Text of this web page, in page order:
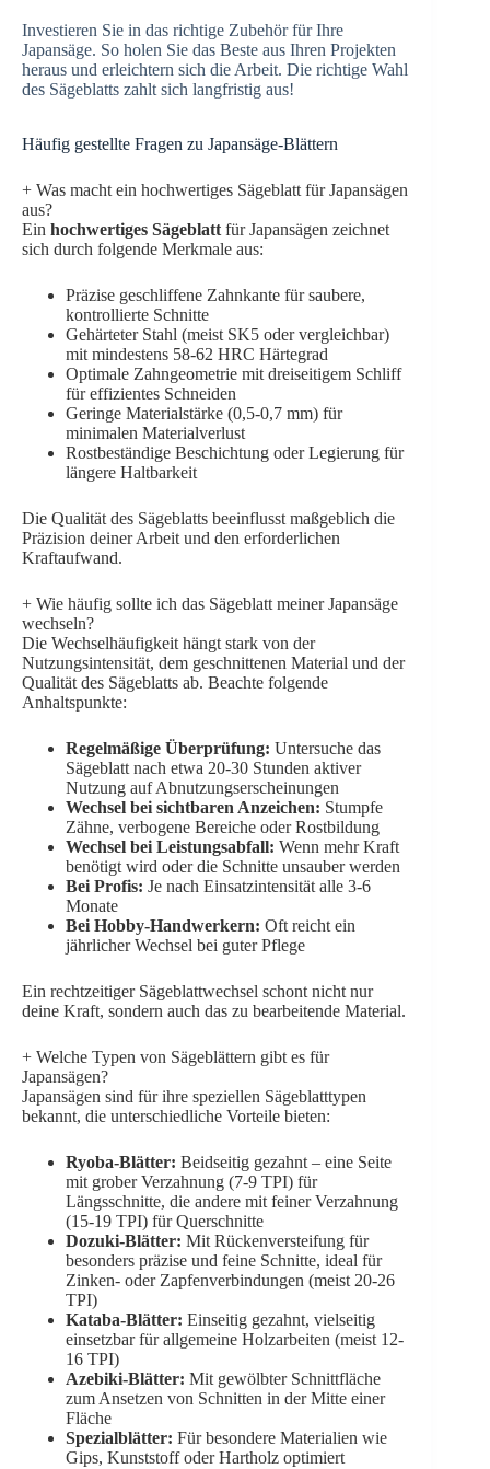
Investieren Sie in das richtige Zubehör für Ihre
Japansäge. So holen Sie das Beste aus Ihren Projekten
heraus und erleichtern sich die Arbeit. Die richtige Wahl
des Sägeblatts zahlt sich langfristig aus!
Häufig gestellte Fragen zu Japansäge-Blättern
+ Was macht ein hochwertiges Sägeblatt für Japansägen
aus?
Ein hochwertiges Sägeblatt für Japansägen zeichnet
sich durch folgende Merkmale aus:
Präzise geschliffene Zahnkante für saubere,
kontrollierte Schnitte
Gehärteter Stahl (meist SK5 oder vergleichbar)
mit mindestens 58-62 HRC Härtegrad
Optimale Zahngeometrie mit dreiseitigem Schliff
für effizientes Schneiden
Geringe Materialstärke (0,5-0,7 mm) für
minimalen Materialverlust
Rostbeständige Beschichtung oder Legierung für
längere Haltbarkeit
Die Qualität des Sägeblatts beeinflusst maßgeblich die
Präzision deiner Arbeit und den erforderlichen
Kraftaufwand.
+ Wie häufig sollte ich das Sägeblatt meiner Japansäge
wechseln?
Die Wechselhäufigkeit hängt stark von der
Nutzungsintensität, dem geschnittenen Material und der
Qualität des Sägeblatts ab. Beachte folgende
Anhaltspunkte:
Regelmäßige Überprüfung: Untersuche das
Sägeblatt nach etwa 20-30 Stunden aktiver
Nutzung auf Abnutzungserscheinungen
Wechsel bei sichtbaren Anzeichen: Stumpfe
Zähne, verbogene Bereiche oder Rostbildung
Wechsel bei Leistungsabfall: Wenn mehr Kraft
benötigt wird oder die Schnitte unsauber werden
Bei Profis: Je nach Einsatzintensität alle 3-6
Monate
Bei Hobby-Handwerkern: Oft reicht ein
jährlicher Wechsel bei guter Pflege
Ein rechtzeitiger Sägeblattwechsel schont nicht nur
deine Kraft, sondern auch das zu bearbeitende Material.
+ Welche Typen von Sägeblättern gibt es für
Japansägen?
Japansägen sind für ihre speziellen Sägeblatttypen
bekannt, die unterschiedliche Vorteile bieten:
Ryoba-Blätter: Beidseitig gezahnt – eine Seite
mit grober Verzahnung (7-9 TPI) für
Längsschnitte, die andere mit feiner Verzahnung
(15-19 TPI) für Querschnitte
Dozuki-Blätter: Mit Rückenversteifung für
besonders präzise und feine Schnitte, ideal für
Zinken- oder Zapfenverbindungen (meist 20-26
TPI)
Kataba-Blätter: Einseitig gezahnt, vielseitig
einsetzbar für allgemeine Holzarbeiten (meist 12-
16 TPI)
Azebiki-Blätter: Mit gewölbter Schnittfläche
zum Ansetzen von Schnitten in der Mitte einer
Fläche
Spezialblätter: Für besondere Materialien wie
Gips, Kunststoff oder Hartholz optimiert